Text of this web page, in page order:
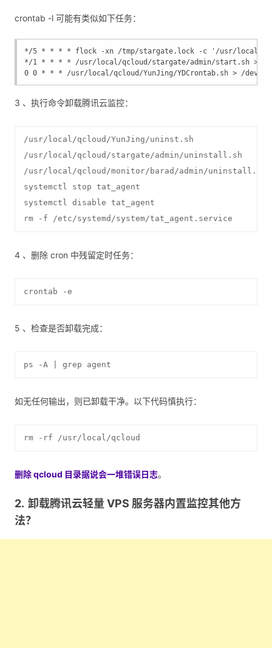
crontab -l 可能有类似如下任务：
*/5 * * * * flock -xn /tmp/stargate.lock -c '/usr/local/
*/1 * * * * /usr/local/qcloud/stargate/admin/start.sh > /
0 0 * * * /usr/local/qcloud/YunJing/YDCrontab.sh > /dev/
3 、执行命令卸载腾讯云监控：
/usr/local/qcloud/YunJing/uninst.sh
/usr/local/qcloud/stargate/admin/uninstall.sh
/usr/local/qcloud/monitor/barad/admin/uninstall.sh
systemctl stop tat_agent
systemctl disable tat_agent
rm -f /etc/systemd/system/tat_agent.service
4 、删除 cron 中残留定时任务：
crontab -e
5 、检查是否卸载完成：
ps -A | grep agent
如无任何输出，则已卸载干净。以下代码慎执行：
rm -rf /usr/local/qcloud
删除 qcloud 目录据说会一堆错误日志。
卸载腾讯云轻量 VPS 服务器内置监控其他方
法？